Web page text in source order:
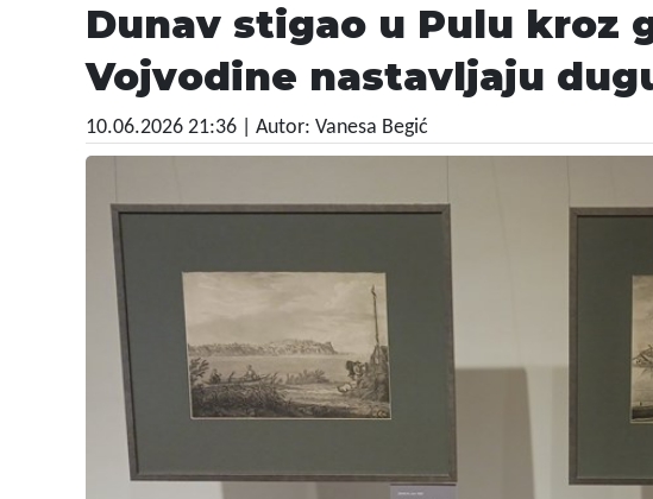
Dunav stigao u Pulu kroz
Vojvodine nastavljaju
10.06.2026 21:36 | Autor: Vanesa Begić